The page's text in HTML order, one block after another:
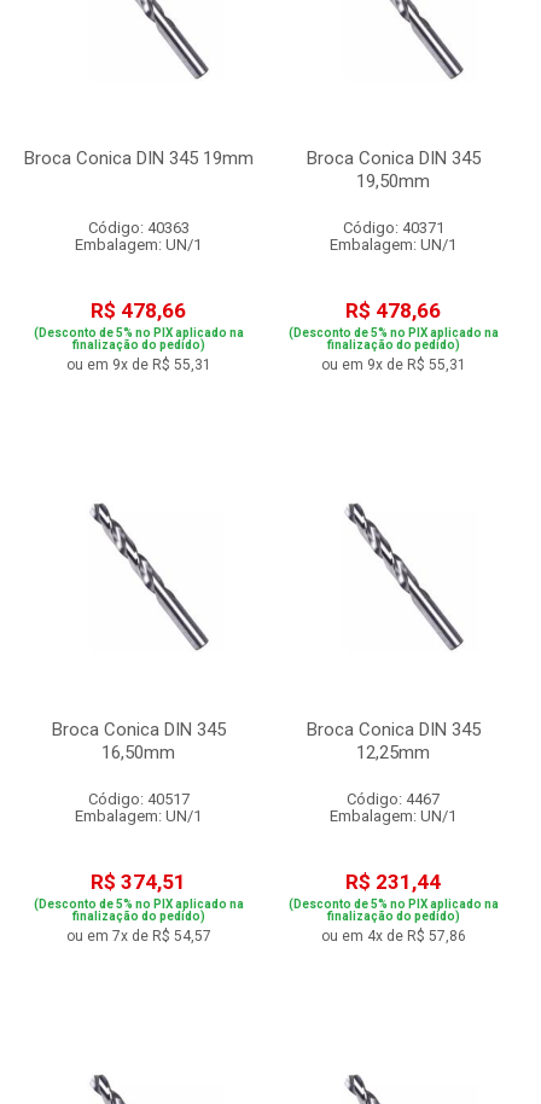
Broca Conica DIN 345 19mm
Código: 40363
Embalagem: UN/1
R$ 478,66
(Desconto de 5% no PIX aplicado na
finalização do pedido)
ou em 9x de R$ 55,31
Broca Conica DIN 345
19,50mm
Código: 40371
Embalagem: UN/1
R$ 478,66
(Desconto de 5% no PIX aplicado na
finalização do pedido)
ou em 9x de R$ 55,31
Broca Conica DIN 345
16,50mm
Código: 40517
Embalagem: UN/1
R$ 374,51
(Desconto de 5% no PIX aplicado na
finalização do pedido)
ou em 7x de R$ 54,57
Broca Conica DIN 345
12,25mm
Código: 4467
Embalagem: UN/1
R$ 231,44
(Desconto de 5% no PIX aplicado na
finalização do pedido)
ou em 4x de R$ 57,86